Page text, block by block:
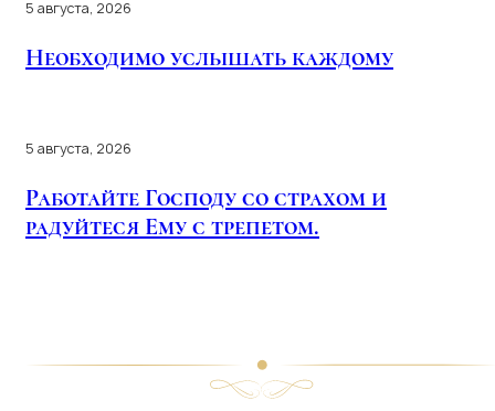
Необходимо услышать каждому
Работайте Господу со страхом и
радуйтеся Ему с трепетом.